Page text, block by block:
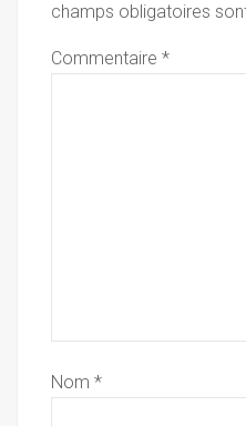
champs obligatoires
Commentaire *
Nom *